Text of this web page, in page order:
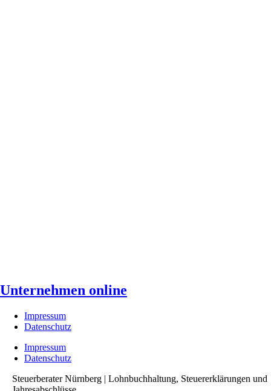
Unternehmen online
Impressum
Datenschutz
Impressum
Datenschutz
Steuerberater Nürnberg | Lohnbuchhaltung, Steuererklärungen und